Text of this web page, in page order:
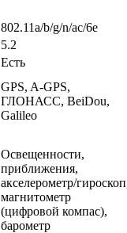
802.11a/b/g/n/ac/6e
5.2
Есть
GPS, A-GPS,
ГЛОНАСС, BeiDou,
Galileo
Освещенности,
приближения,
акселерометр/
магнитометр
(цифровой компас),
барометр